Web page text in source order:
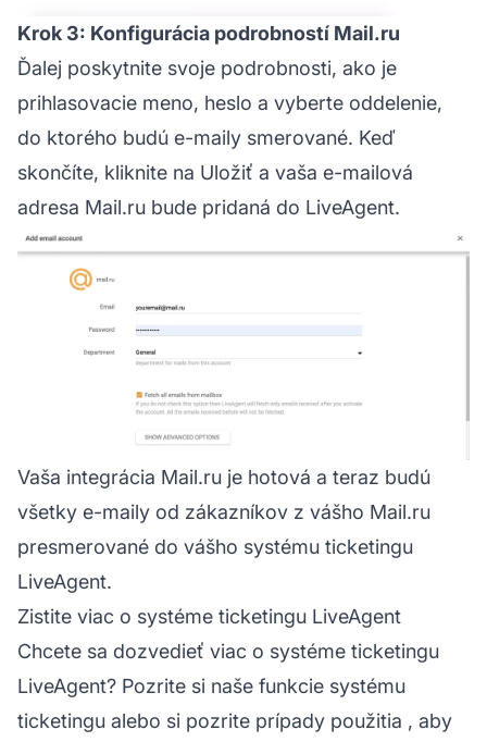
Krok 3: Konfigurácia podrobností Mail.ru
Ďalej poskytnite svoje podrobnosti, ako je
prihlasovacie meno, heslo a vyberte oddelenie,
do ktorého budú e-maily smerované. Keď
skončíte, kliknite na Uložiť a vaša e-mailová
adresa Mail.ru bude pridaná do LiveAgent.
Vaša integrácia Mail.ru je hotová a teraz budú
všetky e-maily od zákazníkov z vášho Mail.ru
presmerované do vášho systému ticketingu
LiveAgent.
Zistite viac o systéme ticketingu LiveAgent
Chcete sa dozvedieť viac o systéme ticketingu
LiveAgent? Pozrite si naše funkcie systému
ticketingu alebo si pozrite prípady použitia , aby